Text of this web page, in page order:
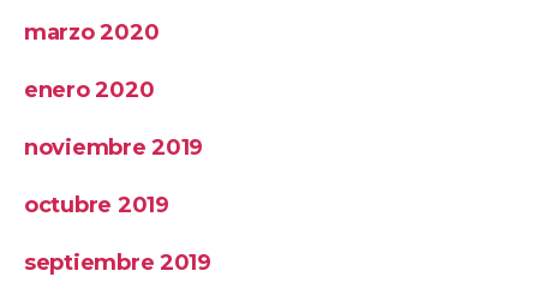
marzo 2020
enero 2020
noviembre 2019
octubre 2019
septiembre 2019